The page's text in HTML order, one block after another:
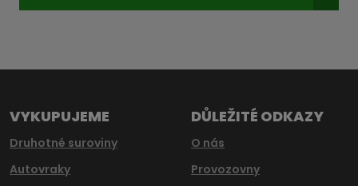
nepodařilo
VYKUPUJEME
Druhotné suroviny
Autovraky
DŮLEŽITÉ ODKAZY
O nás
Provozovny